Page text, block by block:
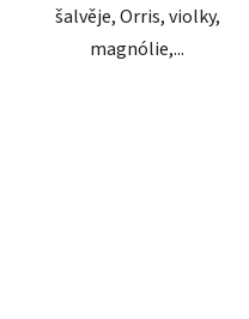
šalvěje, Orris, violky,
magnólie,...